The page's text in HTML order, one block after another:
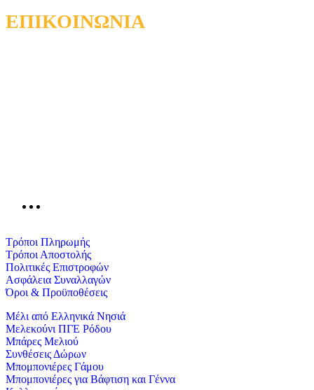
ΕΠΙΚΟΙΝΩΝΙΑ
Τρόποι Πληρωμής
Τρόποι Αποστολής
Πολιτικές Επιστροφών
Ασφάλεια Συναλλαγών
Όροι & Προϋποθέσεις
Μέλι από Ελληνικά Νησιά
Μελεκούνι ΠΓΕ Ρόδου
Μπάρες Μελιού
Συνθέσεις Δώρων
Μπομπονιέρες Γάμου
Μπομπονιέρες για Βάφτιση και Γέννα